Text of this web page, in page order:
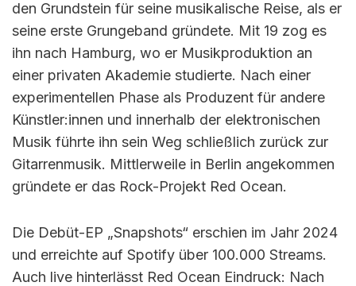
den Grundstein für seine musikalische Reise, als er
seine erste Grungeband gründete. Mit 19 zog es
ihn nach Hamburg, wo er Musikproduktion an
einer privaten Akademie studierte. Nach einer
experimentellen Phase als Produzent für andere
Künstler:innen und innerhalb der elektronischen
Musik führte ihn sein Weg schließlich zurück zur
Gitarrenmusik. Mittlerweile in Berlin angekommen
gründete er das Rock-Projekt Red Ocean.
Die Debüt-EP „Snapshots“ erschien im Jahr 2024
und erreichte auf Spotify über 100.000 Streams.
Auch live hinterlässt Red Ocean Eindruck: Nach